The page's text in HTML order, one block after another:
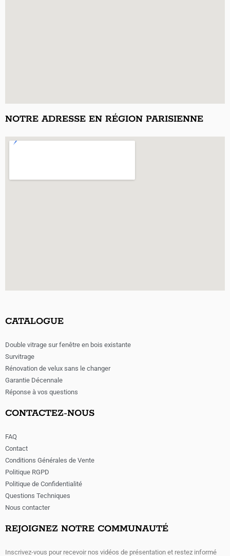
NOTRE ADRESSE EN RÉGION PARISIENNE
CATALOGUE
Double vitrage sur fenêtre en bois existante
Survitrage
Rénovation de velux sans le changer
Garantie Décennale
Réponse à vos questions
CONTACTEZ-NOUS
FAQ
Contact
Conditions Générales de Vente
Politique RGPD
Politique de Confidentialité
Questions Techniques
Nous contacter
REJOIGNEZ NOTRE COMMUNAUTÉ
Inscrivez-vous pour recevoir nos vidéos de présentation et restez informé